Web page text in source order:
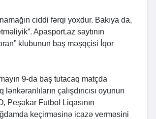
ciddi fərqi yoxdur. Bakıya da,
Apasport.az saytının
klubunun baş məşqçisi İqor
9-da baş tutacaq matçda
çalışdırıcısı oyunun
Peşəkar Futbol Liqasının
keçirməsinə icazə verməsini